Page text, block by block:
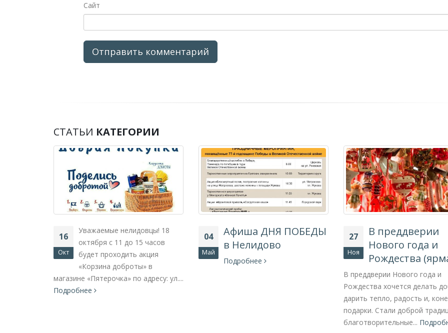
Сайт
СТАТЬИ КАТЕГОРИИ
16
Окт
Уважаемые нелидовцы! 18
октября с 11 до 15 часов
будет проходить акция
«Корзина доброты» в
магазине «Пятерочка» по адресу: ул....
Подробнее
04
Май
Афиша ДНЯ ПОБЕДЫ
в Нелидово
Подробнее
27
Ноя
В преддверии
Нового года и
Рождества
В преддверии Нового года и
Рождества хочется делать
дарить тепло, радость и,
подарки. Стали доброй
благотворительные...